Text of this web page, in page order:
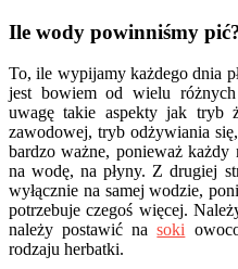
Ile wody powinniśmy
To, ile wypijamy każdego dnia
jest bowiem od wielu
uwagę takie aspekty jak tryb
zawodowej, tryb odżywiania
bardzo ważne, ponieważ każdy
na wodę, na płyny. Z drugiej
wyłącznie na samej wodzie,
potrzebuje czegoś więcej.
należy postawić nasoki
rodzaju herbatki.